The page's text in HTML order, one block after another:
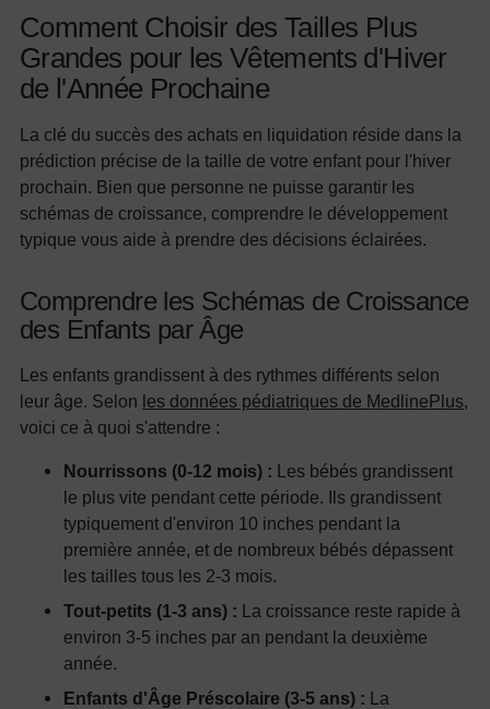
Comment Choisir des Tailles Plus
Grandes pour les Vêtements d'Hiver
de l'Année Prochaine
La clé du succès des achats en liquidation réside dans la
prédiction précise de la taille de votre enfant pour l'hiver
prochain. Bien que personne ne puisse garantir les
schémas de croissance, comprendre le développement
typique vous aide à prendre des décisions éclairées.
Comprendre les Schémas de Croissance
des Enfants par Âge
Les enfants grandissent à des rythmes différents selon
leur âge. Selon les données pédiatriques de MedlinePlus,
voici ce à quoi s'attendre :
Nourrissons (0-12 mois) : Les bébés grandissent
le plus vite pendant cette période. Ils grandissent
typiquement d'environ 10 inches pendant la
première année, et de nombreux bébés dépassent
les tailles tous les 2-3 mois.
Tout-petits (1-3 ans) : La croissance reste rapide à
environ 3-5 inches par an pendant la deuxième
année.
Enfants d'Âge Préscolaire (3-5 ans) : La